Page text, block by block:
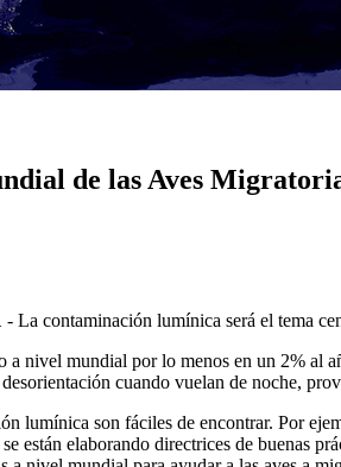
de las Aves
- La contaminación lumínica será el tema
nivel mundial por lo menos en un 2% al
cuando vuelan de noche,
lumínica son fáciles de encontrar. Por
están elaborando directrices de buenas